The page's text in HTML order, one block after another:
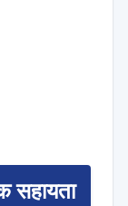
सहायता